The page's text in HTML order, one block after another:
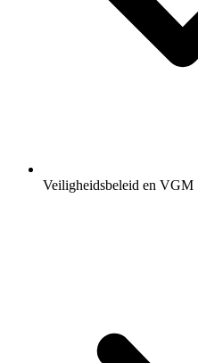
Veiligheidsbeleid en VGM